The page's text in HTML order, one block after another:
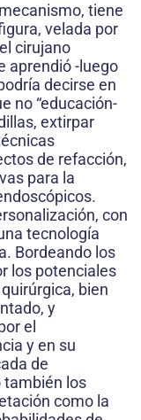
tiene
velada por
cirujano
aprendió -luego
decirse en
no “educación-
extirpar
de refacción,
para la
con
tecnología
Bordeando los
los potenciales
bien
y
el
y en su
de
también los
como la